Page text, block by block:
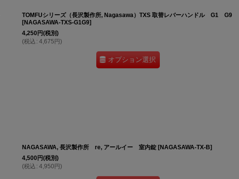
TOMFUシリーズ（長沢製作所, Nagasawa）TXS 取替レバーハンドル G1 G9
[NAGASAWA-TXS-G1G9]
4,250円(税別)
(税込 : 4,675円)
オプション選択
NAGASAWA, 長沢製作所 re, アールイー 室内錠 [NAGASAWA-TX-B]
4,500円(税別)
(税込 : 4,950円)